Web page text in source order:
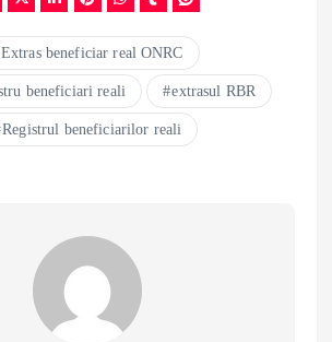
Extras beneficiar real ONRC
beneficiari reali extrasul RBR
Registrul beneficiarilor reali